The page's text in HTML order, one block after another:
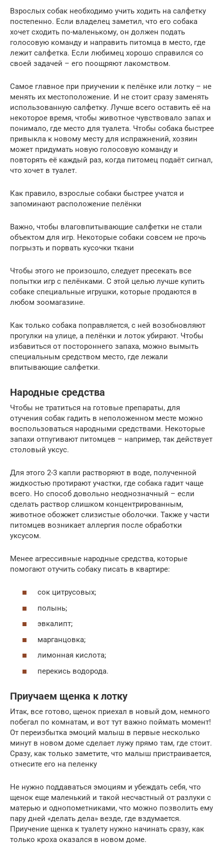
Взрослых собак необходимо учить ходить на салфетку
постепенно. Если владелец заметил, что его собака
хочет сходить по-маленькому, он должен подать
голосовую команду и направить питомца в место, где
лежит салфетка. Если любимец хорошо справился со
своей задачей – его поощряют лакомством.
Самое главное при приучении к пелёнке или лотку – не
менять их местоположение. И не стоит сразу заменять
использованную салфетку. Лучше всего оставить её на
некоторое время, чтобы животное чувствовало запах и
понимало, где место для туалета. Чтобы собака быстрее
привыкла к новому месту для испражнений, хозяин
может придумать новую голосовую команду и
повторять её каждый раз, когда питомец подаёт сигнал,
что хочет в туалет.
Как правило, взрослые собаки быстрее учатся и
запоминают расположение пелёнки
Важно, чтобы влаговпитывающие салфетки не стали
объектом для игр. Некоторые собаки совсем не прочь
погрызть и порвать кусочки ткани
Чтобы этого не произошло, следует пресекать все
попытки игр с пелёнками. С этой целью лучше купить
собаке специальные игрушки, которые продаются в
любом зоомагазине.
Как только собака поправляется, с ней возобновляют
прогулки на улице, а пелёнки и лоток убирают. Чтобы
избавиться от постороннего запаха, можно вымыть
специальным средством место, где лежали
впитывающие салфетки.
Народные средства
Чтобы не тратиться на готовые препараты, для
отучения собак гадить в неположенном месте можно
воспользоваться народными средствами. Некоторые
запахи отпугивают питомцев – например, так действует
столовый уксус.
Для этого 2-3 капли растворяют в воде, полученной
жидкостью протирают участки, где собака гадит чаще
всего. Но способ довольно неоднозначный – если
сделать раствор слишком концентрированным,
животное обожжет слизистые оболочки. Также у части
питомцев возникает аллергия после обработки
уксусом.
Менее агрессивные народные средства, которые
помогают отучить собаку писать в квартире:
сок цитрусовых;
полынь;
эвкалипт;
марганцовка;
лимонная кислота;
перекись водорода.
Приучаем щенка к лотку
Итак, все готово, щенок приехал в новый дом, немного
побегал по комнатам, и вот тут важно поймать момент!
От переизбытка эмоций малыш в первые несколько
минут в новом доме сделает лужу прямо там, где стоит.
Сразу, как только заметите, что малыш пристраивается,
отнесите его на пеленку
Не нужно поддаваться эмоциям и убеждать себя, что
щенок еще маленький и такой несчастный от разлуки с
матерью и однопометниками, что можно позволить ему
пару дней «делать дела» везде, где вздумается.
Приучение щенка к туалету нужно начинать сразу, как
только кроха оказался в новом доме.